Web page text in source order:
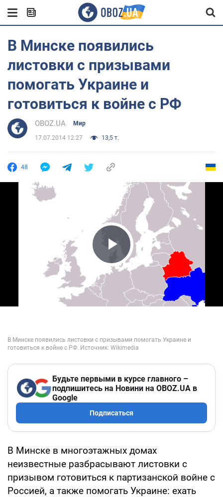
В Минске появились
листовки с призывами
помогать Украине и
готовиться к войне с РФ
OBOZ.UA Мир
17.07.2014 12:27 13,5 т.
48
Play Video
Будьте первыми в курсе главного –
подпишитесь на Новини на OBOZ.UA в
Google
Подписаться
В Минске в многоэтажных домах
неизвестные разбрасывают листовки с
призывом готовиться к партизанской войне с
Россией, а также помогать Украине: ехать